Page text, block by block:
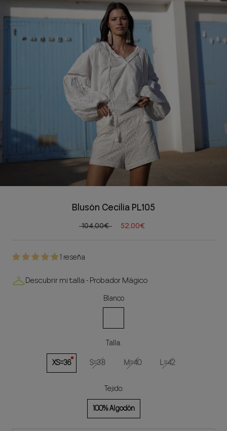
Blusón Cecilia PL105
104,00€ 52,00€
1 reseña
Descubrir mi talla - Probador Mágico
Blanco
Talla:
XS=36
S=38 M=40 L=42
Tejido:
100% Algodón